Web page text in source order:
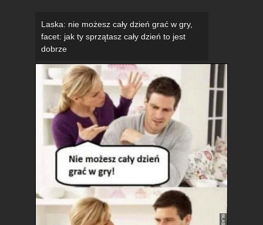
Laska: nie możesz cały dzień grać w gry,
facet: jak ty sprzątasz cały dzień to jest
dobrze